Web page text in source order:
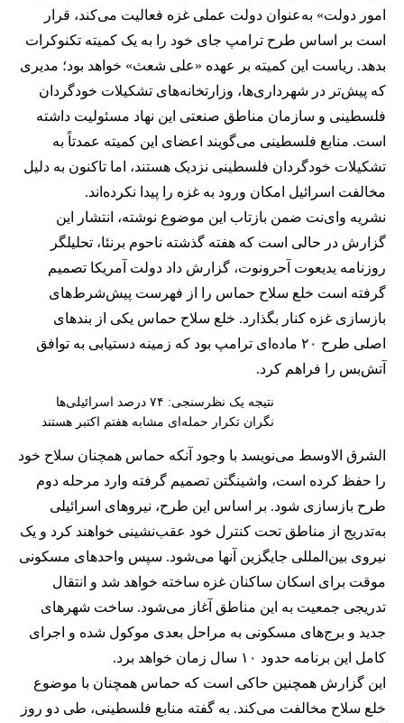
امور دولت» به‌عنوان دولت عملی غزه فعالیت می‌کند، قرار
است بر اساس طرح ترامپ جای خود را به یک کمیته تکنوکرات
بدهد. ریاست این کمیته بر عهده «علی شعث» خواهد بود؛ مدیری
که پیش‌تر در شهرداری‌ها، وزارتخانه‌های تشکیلات خودگردان
فلسطینی و سازمان مناطق صنعتی این نهاد مسئولیت داشته
است. منابع فلسطینی می‌گویند اعضای این کمیته عمدتاً به
تشکیلات خودگردان فلسطینی نزدیک هستند، اما تاکنون به دلیل
مخالفت اسرائیل امکان ورود به غزه را پیدا نکرده‌اند.
نشریه وای‌نت ضمن بازتاب این موضوع نوشته، انتشار این
گزارش در حالی است که هفته گذشته ناحوم برنئا، تحلیلگر
روزنامه یدیعوت آحرونوت، گزارش داد دولت آمریکا تصمیم
گرفته است خلع سلاح حماس را از فهرست پیش‌شرط‌های
بازسازی غزه کنار بگذارد. خلع سلاح حماس یکی از بندهای
اصلی طرح ۲۰ ماده‌ای ترامپ بود که زمینه دستیابی به توافق
آتش‌بس را فراهم کرد.
نتیجه یک نظرسنجی: ۷۴ درصد اسرائیلی‌ها
نگران تکرار حمله‌ای مشابه هفتم اکتبر هستند
الشرق الاوسط می‌نویسد با وجود آنکه حماس همچنان سلاح خود
را حفظ کرده است، واشینگتن تصمیم گرفته وارد مرحله دوم
طرح بازسازی شود. بر اساس این طرح، نیروهای اسرائیلی
به‌تدریج از مناطق تحت کنترل خود عقب‌نشینی خواهند کرد و یک
نیروی بین‌المللی جایگزین آنها می‌شود. سپس واحدهای مسکونی
موقت برای اسکان ساکنان غزه ساخته خواهد شد و انتقال
تدریجی جمعیت به این مناطق آغاز می‌شود. ساخت شهرهای
جدید و برج‌های مسکونی به مراحل بعدی موکول شده و اجرای
کامل این برنامه حدود ۱۰ سال زمان خواهد برد.
این گزارش همچنین حاکی است که حماس همچنان با موضوع
خلع سلاح مخالفت می‌کند. به گفته منابع فلسطینی، طی دو روز